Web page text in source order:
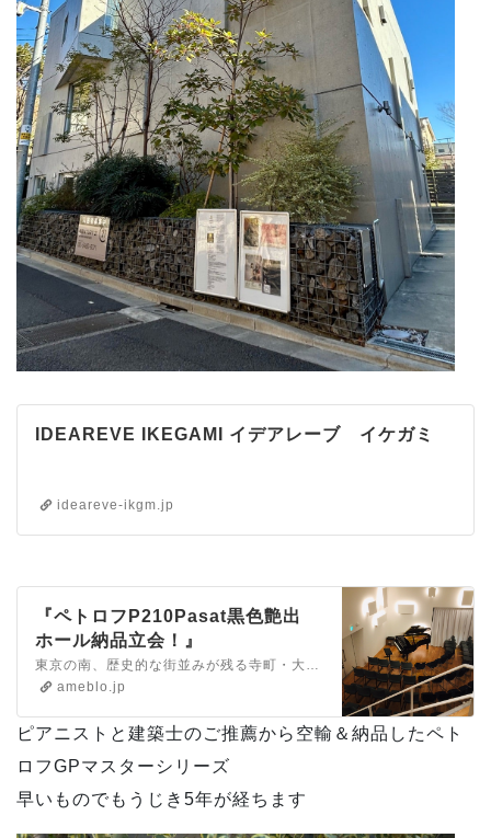
IDEAREVE IKEGAMI イデアレーブ イケガミ
ideareve-ikgm.jp
『ペトロフP210Pasat黒色艶出
ホール納品立会！』
東京の南、歴史的な街並みが残る寺町・大田区池上にて近代的な防音マンション＆音楽ホールを併設した「池上の音楽複合プロジェクト」が始動。そのホール常設ピアノにチェ…
ameblo.jp
ピアニストと建築士のご推薦から空輸＆納品したペト
ロフGPマスターシリーズ
早いものでもうじき5年が経ちます